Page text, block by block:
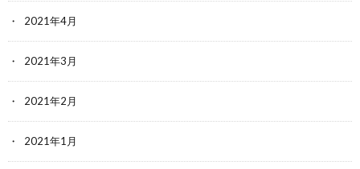
2021年4月
2021年3月
2021年2月
2021年1月